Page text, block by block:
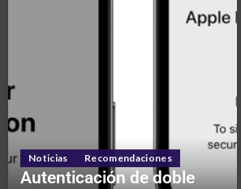
Noticias Recomendaciones
Autenticación de doble